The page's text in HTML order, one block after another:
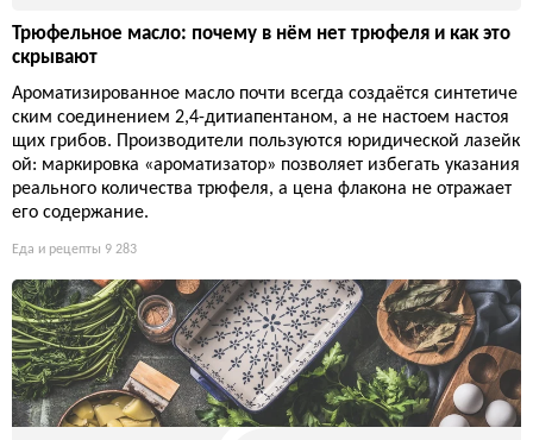
я поганка по цене золота. Настоящий трюфель пахнет, весит
и стоит так, что ошибка будет заметна каждому, кто хоть раз
видел его в руках.
Еда и рецепты 8 968